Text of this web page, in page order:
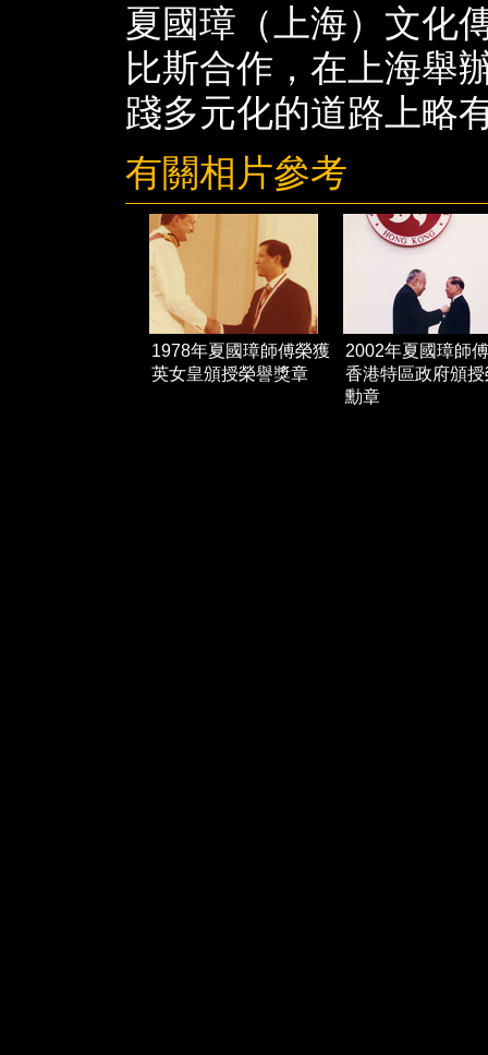
夏國璋（上海）文化
比斯合作，在上海舉
踐多元化的道路上略
有關相片參考
1978年夏國璋師傅榮獲
英女皇頒授榮譽獎章
2002年夏國璋師
香港特區政府頒
勳章